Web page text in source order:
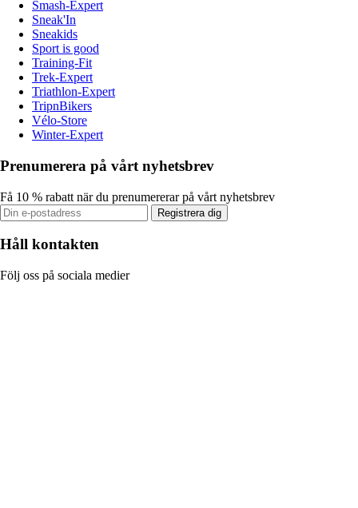
Smash-Expert
Sneak'In
Sneakids
Sport is good
Training-Fit
Trek-Expert
Triathlon-Expert
TripnBikers
Vélo-Store
Winter-Expert
Prenumerera på vårt nyhetsbrev
Få 10 % rabatt när du prenumererar på vårt nyhetsbrev
Registrera dig
Håll kontakten
Följ oss på sociala medier